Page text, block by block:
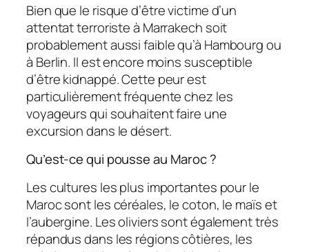
Bien que le risque d’être victime d’un
attentat terroriste à Marrakech soit
probablement aussi faible qu’à Hambourg ou
à Berlin. Il est encore moins susceptible
d’être kidnappé. Cette peur est
particulièrement fréquente chez les
voyageurs qui souhaitent faire une
excursion dans le désert.
Qu’est-ce qui pousse au Maroc ?
Les cultures les plus importantes pour le
Maroc sont les céréales, le coton, le maïs et
l’aubergine. Les oliviers sont également très
répandus dans les régions côtières, les